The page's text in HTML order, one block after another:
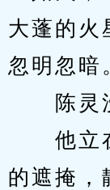
大蓬的火
忽明忽暗
陈灵洗
他立在
的遮掩，